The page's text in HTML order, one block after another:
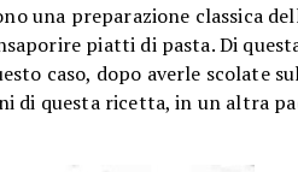
una preparazione classica
piatti di pasta. Di
caso, dopo averle scolate
di questa ricetta, in un altra